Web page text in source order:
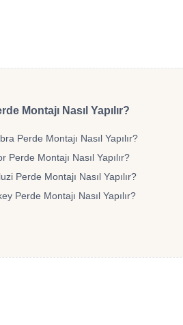
Montajı Nasıl Yapılır?
Perde Montajı Nasıl Yapılır?
Perde Montajı Nasıl Yapılır?
Perde Montajı Nasıl Yapılır?
Perde Montajı Nasıl Yapılır?